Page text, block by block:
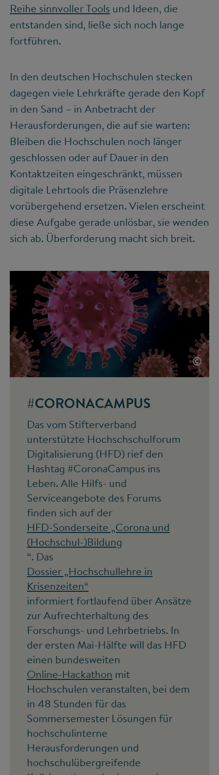
Reihe sinnvoller Tools und Ideen, die
entstanden sind, ließe sich noch lange
fortführen.
In den deutschen Hochschulen stecken
dagegen viele Lehrkräfte gerade den Kopf
in den Sand – in Anbetracht der
Herausforderungen, die auf sie warten:
Bleiben die Hochschulen noch länger
geschlossen oder auf Dauer in den
Kontaktzeiten eingeschränkt, müssen
digitale Lehrtools die Präsenzlehre
vorübergehend ersetzen. Vielen erscheint
diese Aufgabe gerade unlösbar, sie wenden
sich ab. Überforderung macht sich breit.
©
#CORONACAMPUS
Das vom Stifterverband
unterstützte Hochschschulforum
Digitalisierung (HFD) rief den
Hashtag #CoronaCampus ins
Leben. Alle Hilfs- und
Serviceangebote des Forums
finden sich auf der
HFD-Sonderseite „Corona und
(Hochschul-)Bildung
“. Das
Dossier „Hochschullehre in
Krisenzeiten“
informiert fortlaufend über Ansätze
zur Aufrechterhaltung des
Forschungs- und Lehrbetriebs. In
der ersten Mai-Hälfte will das HFD
einen bundesweiten
Online-Hackathon mit
Hochschulen veranstalten, bei dem
in 48 Stunden für das
Sommersemester Lösungen für
hochschulinterne
Herausforderungen und
hochschulübergreifende